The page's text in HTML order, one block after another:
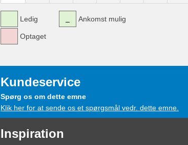
Ledig
Optaget
Ankomst mulig
Kundeservice
Spørg os om dette emne
Klik her for at sende os et spørgsmål vedr. dette emne.
Inspiration